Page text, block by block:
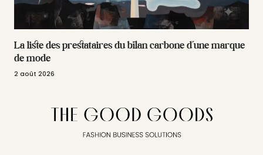
La liste des prestataires du bilan carbone d’une marque
de mode
2 août 2026